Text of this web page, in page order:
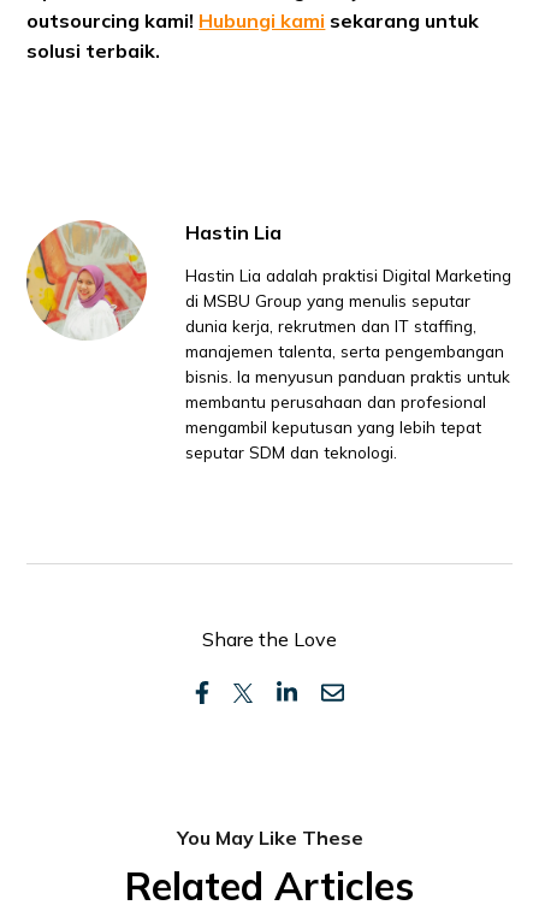
outsourcing kami! Hubungi kami sekarang untuk
solusi terbaik.
Hastin Lia
Hastin Lia adalah praktisi Digital Marketing
di MSBU Group yang menulis seputar
dunia kerja, rekrutmen dan IT staffing,
manajemen talenta, serta pengembangan
bisnis. Ia menyusun panduan praktis untuk
membantu perusahaan dan profesional
mengambil keputusan yang lebih tepat
seputar SDM dan teknologi.
Share the Love
You May Like These
Related Articles